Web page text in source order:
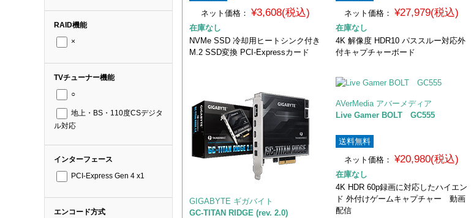
RAID機能
×
TVチューナー機能
○
地上・BS・110度CSデジタ
ル対応
インターフェース
PCI-Express Gen 4 x1
エンコード方式
ネット価格： ¥3,608(税込)
在庫なし
NVMe SSD 冷却用ヒートシンク付き
M.2 SSD変換 PCI-Expressカード
ネット価格：
¥27,979(税込)
在庫なし
4K 解像度 HDR10 パススルー対応外
付キャプチャーボード
GIGABYTE ギガバイト
GC-TITAN RIDGE (rev. 2.0)
AVerMedia アバーメディア
Live Gamer BOLT GC555
送料無料
ネット価格：
¥20,980(税込)
在庫なし
4K HDR 60p録画に対応したハイエン
ド 外付けゲームキャプチャー 動画
配信